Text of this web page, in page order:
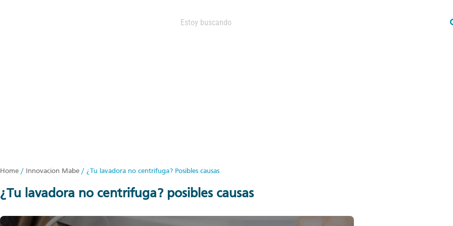
Home / Innovacion Mabe / ¿Tu lavadora no centrifuga? Posibles causas
¿tu lavadora no centrifuga? posibles causas